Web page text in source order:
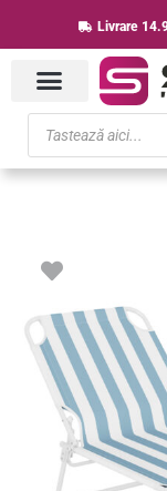
to
content
Livrare
Products
search
Sezlong
pliant
Sersimo,
186